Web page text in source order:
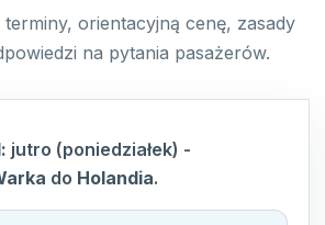
orientacyjną cenę, zasady
na pytania pasażerów.
jutro (poniedziałek) -
do Holandia.